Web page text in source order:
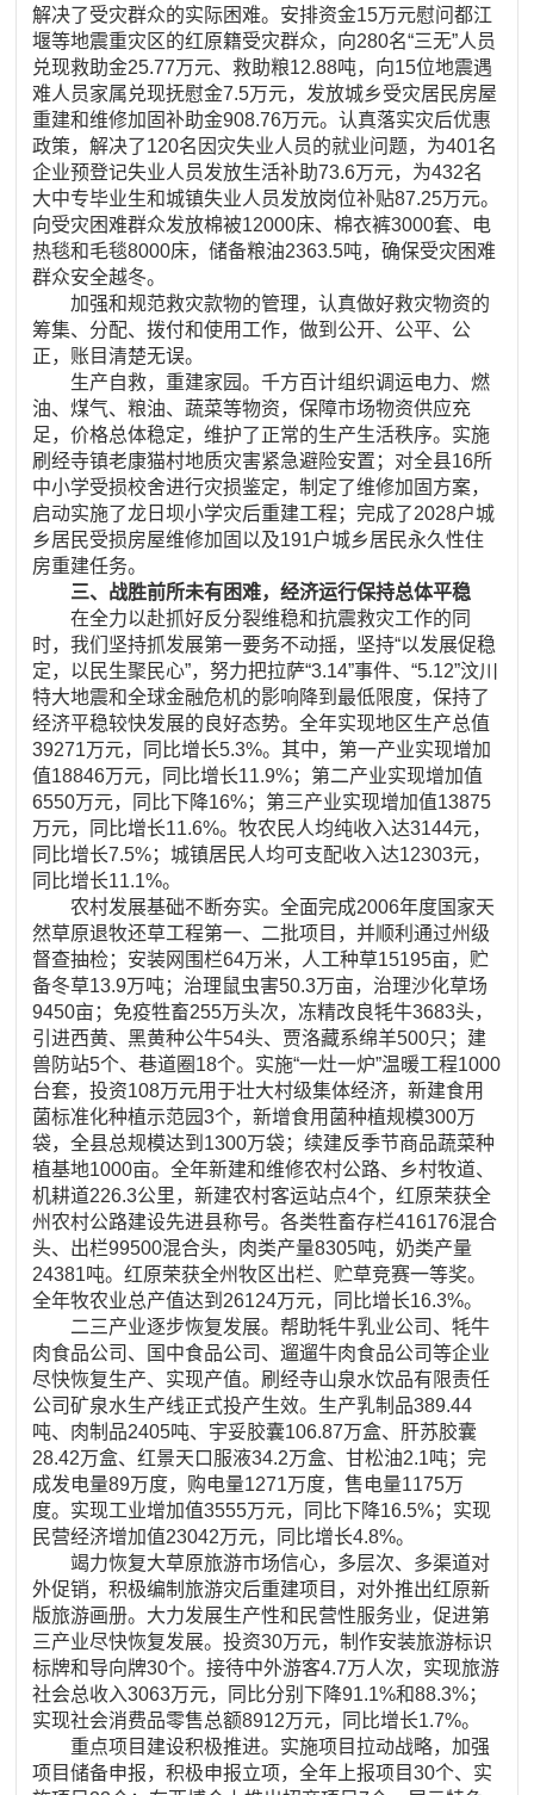
解决了受灾群众的实际困难。安排资金15万元慰问都江
堰等地震重灾区的红原籍受灾群众，向280名“三无”人员
兑现救助金25.77万元、救助粮12.88吨，向15位地震遇
难人员家属兑现抚慰金7.5万元，发放城乡受灾居民房屋
重建和维修加固补助金908.76万元。认真落实灾后优惠
政策，解决了120名因灾失业人员的就业问题，为401名
企业预登记失业人员发放生活补助73.6万元，为432名
大中专毕业生和城镇失业人员发放岗位补贴87.25万元。
向受灾困难群众发放棉被12000床、棉衣裤3000套、电
热毯和毛毯8000床，储备粮油2363.5吨，确保受灾困难
群众安全越冬。
加强和规范救灾款物的管理，认真做好救灾物资的
筹集、分配、拨付和使用工作，做到公开、公平、公
正，账目清楚无误。
生产自救，重建家园。千方百计组织调运电力、燃
油、煤气、粮油、蔬菜等物资，保障市场物资供应充
足，价格总体稳定，维护了正常的生产生活秩序。实施
刷经寺镇老康猫村地质灾害紧急避险安置；对全县16所
中小学受损校舍进行灾损鉴定，制定了维修加固方案，
启动实施了龙日坝小学灾后重建工程；完成了2028户城
乡居民受损房屋维修加固以及191户城乡居民永久性住
房重建任务。
三、战胜前所未有困难，经济运行保持总体平稳
在全力以赴抓好反分裂维稳和抗震救灾工作的同
时，我们坚持抓发展第一要务不动摇，坚持“以发展促稳
定，以民生聚民心”，努力把拉萨“3.14”事件、“5.12”汶川
特大地震和全球金融危机的影响降到最低限度，保持了
经济平稳较快发展的良好态势。全年实现地区生产总值
39271万元，同比增长5.3%。其中，第一产业实现增加
值18846万元，同比增长11.9%；第二产业实现增加值
6550万元，同比下降16%；第三产业实现增加值13875
万元，同比增长11.6%。牧农民人均纯收入达3144元，
同比增长7.5%；城镇居民人均可支配收入达12303元，
同比增长11.1%。
农村发展基础不断夯实。全面完成2006年度国家天
然草原退牧还草工程第一、二批项目，并顺利通过州级
督查抽检；安装网围栏64万米，人工种草15195亩，贮
备冬草13.9万吨；治理鼠虫害50.3万亩，治理沙化草场
9450亩；免疫牲畜255万头次，冻精改良牦牛3683头，
引进西黄、黑黄种公牛54头、贾洛藏系绵羊500只；建
兽防站5个、巷道圈18个。实施“一灶一炉”温暖工程1000
台套，投资108万元用于壮大村级集体经济，新建食用
菌标准化种植示范园3个，新增食用菌种植规模300万
袋，全县总规模达到1300万袋；续建反季节商品蔬菜种
植基地1000亩。全年新建和维修农村公路、乡村牧道、
机耕道226.3公里，新建农村客运站点4个，红原荣获全
州农村公路建设先进县称号。各类牲畜存栏416176混合
头、出栏99500混合头，肉类产量8305吨，奶类产量
24381吨。红原荣获全州牧区出栏、贮草竞赛一等奖。
全年牧农业总产值达到26124万元，同比增长16.3%。
二三产业逐步恢复发展。帮助牦牛乳业公司、牦牛
肉食品公司、国中食品公司、遛遛牛肉食品公司等企业
尽快恢复生产、实现产值。刷经寺山泉水饮品有限责任
公司矿泉水生产线正式投产生效。生产乳制品389.44
吨、肉制品2405吨、宇妥胶囊106.87万盒、肝苏胶囊
28.42万盒、红景天口服液34.2万盒、甘松油2.1吨；完
成发电量89万度，购电量1271万度，售电量1175万
度。实现工业增加值3555万元，同比下降16.5%；实现
民营经济增加值23042万元，同比增长4.8%。
竭力恢复大草原旅游市场信心，多层次、多渠道对
外促销，积极编制旅游灾后重建项目，对外推出红原新
版旅游画册。大力发展生产性和民营性服务业，促进第
三产业尽快恢复发展。投资30万元，制作安装旅游标识
标牌和导向牌30个。接待中外游客4.7万人次，实现旅游
社会总收入3063万元，同比分别下降91.1%和88.3%；
实现社会消费品零售总额8912万元，同比增长1.7%。
重点项目建设积极推进。实施项目拉动战略，加强
项目储备申报，积极申报立项，全年上报项目30个、实